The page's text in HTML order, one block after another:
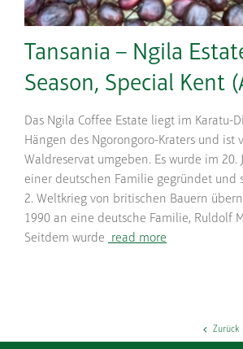
Tansania – Ngila
Season, Special Kent
Das Ngila Coffee Estate liegt im Karatu-
Hängen des Ngorongoro-Kraters und ist
Waldreservat umgeben. Es wurde im 20.
einer deutschen Familie gegründet und
2. Weltkrieg von britischen Bauern
1990 an eine deutsche Familie, Ruldolf
Seitdem wurde
read more
Zurück